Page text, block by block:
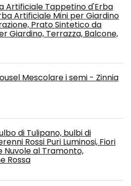
Artificiale Tappetino d'Erba
Artificiale Mini per Giardino
Prato Sintetico da
Giardino, Terrazza, Balcone,
Mescolare i semi - Zinnia
di Tulipano, bulbi di
Rossi Puri Luminosi, Fiori
Nuvole al Tramonto,
Rossa